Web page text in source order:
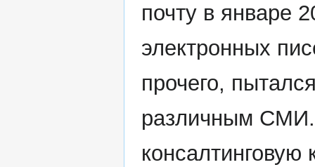
почту в январе
электронных
прочего,
различным СМИ.